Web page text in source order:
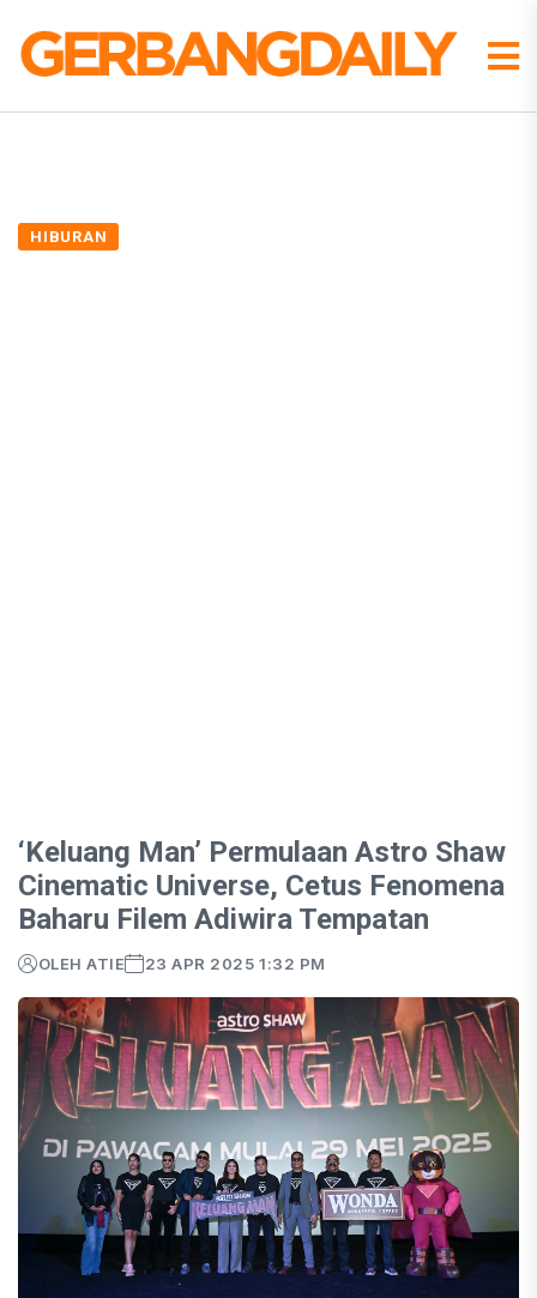
HIBURAN
‘Keluang Man’ Permulaan Astro Shaw
Cinematic Universe, Cetus Fenomena
Baharu Filem Adiwira Tempatan
OLEH ATIE 23 APR 2025 1:32 PM